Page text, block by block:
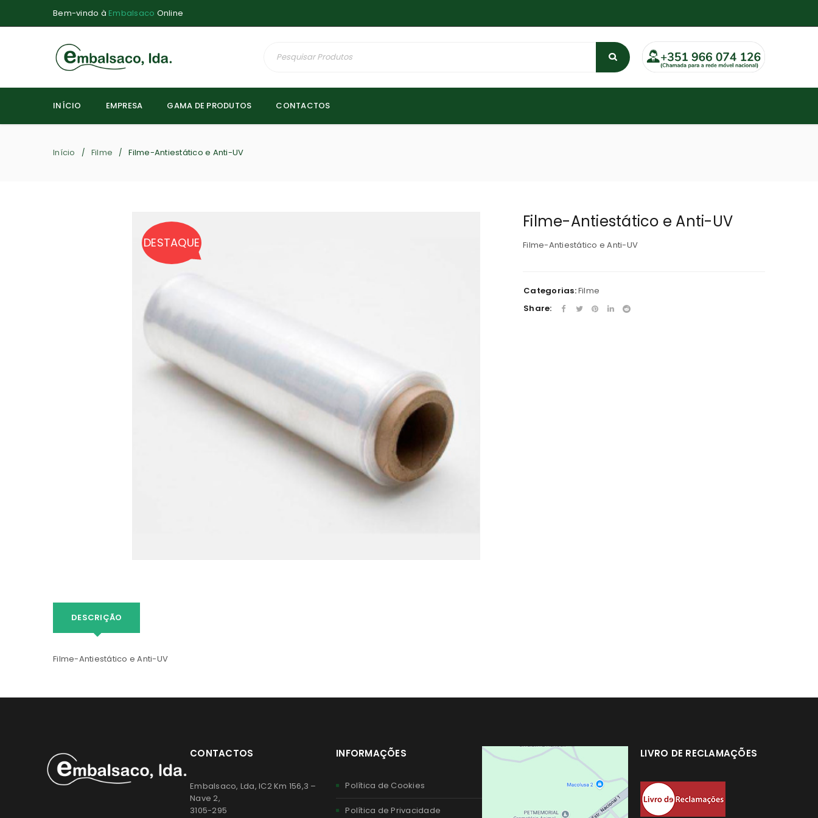
Bem-vindo à Embalsaco Online
INÍCIO EMPRESA GAMA DE PRODUTOS CONTACTOS
Início / Filme / Filme-Antiestático e Anti-UV
DESTAQUE
Filme-Antiestático e Anti-UV
Filme-Antiestático e Anti-UV
Categorias:Filme
Share:
DESCRIÇÃO
Filme-Antiestático e Anti-UV
CONTACTOS
Embalsaco, Lda, IC2 Km 156,3 –
Nave 2,
3105-295
INFORMAÇÕES
Política de Cookies
Política de Privacidade
LIVRO DE RECLAMAÇÕES